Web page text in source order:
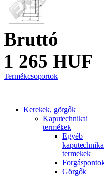
Bruttó
1 265 HUF
Termékcsoportok
Kerekek, görgők
Kaputechnikai
termékek
Egyéb
termékek
Görgők